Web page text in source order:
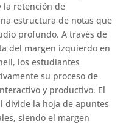
la retención de
estructura de notas que
profundo. A través de
del margen izquierdo en
los estudiantes
su proceso de
y productivo. El
divide la hoja de apuntes
siendo el margen